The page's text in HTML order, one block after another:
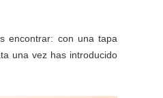
encontrar: con una tapa
una vez has introducido